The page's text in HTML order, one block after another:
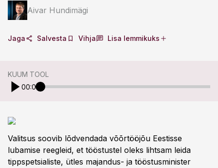
Aivar Hundimägi
Jaga Salvesta Vihja Lisa lemmikuks
KUUM TOOL
00:00
Valitsus soovib lõdvendada võõrtööjõu Eestisse
lubamise reegleid, et tööstustel oleks lihtsam leida
tippspetsialiste, ütles majandus- ja tööstusminister